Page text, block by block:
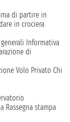
di partire in
in crociera
Informativa
di
Volo Privato Chi
Rassegna stampa